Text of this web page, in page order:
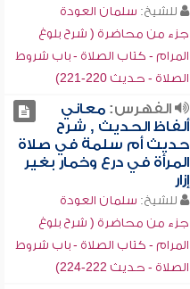
للشيخ: سلمان العودة
جزء من محاضرة ( شرح بلوغ
المرام - كتاب الصلاة - باب شروط
الصلاة - حديث 220-221)
الفهرس:معاني
ألفاظ الحديث , شرح
حديث أم سلمة في صلاة
المرأة في درع وخمار بغير
إزار
للشيخ: سلمان العودة
جزء من محاضرة ( شرح بلوغ
المرام - كتاب الصلاة - باب شروط
الصلاة - حديث 222-224)